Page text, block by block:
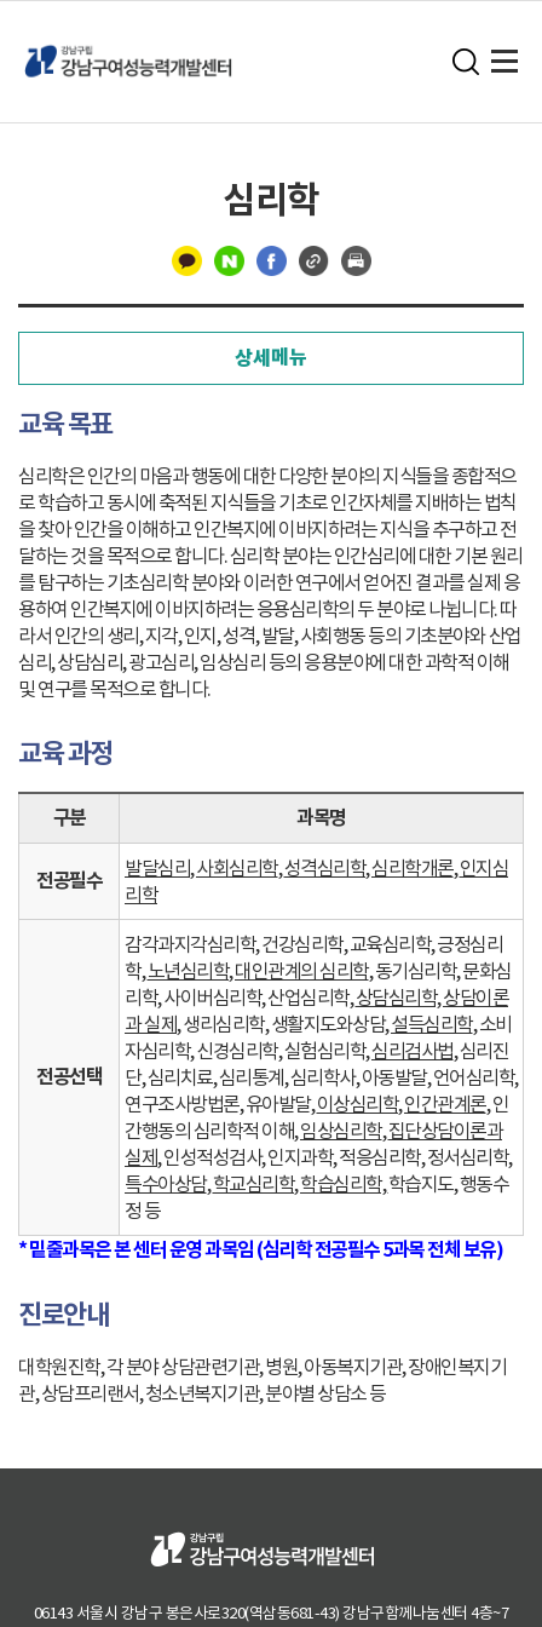
심리학
상세메뉴
교육 목표
심리학은 인간의 마음과 행동에 대한 다양한 분야의 지식들을 종합적으
로 학습하고 동시에 축적된 지식들을 기초로 인간자체를 지배하는 법칙
을 찾아 인간을 이해하고 인간복지에 이바지하려는 지식을 추구하고 전
달하는 것을 목적으로 합니다. 심리학 분야는 인간심리에 대한 기본 원리
를 탐구하는 기초심리학 분야와 이러한 연구에서 얻어진 결과를 실제 응
용하여 인간복지에 이바지하려는 응용심리학의 두 분야로 나뉩니다. 따
라서 인간의 생리, 지각, 인지, 성격, 발달, 사회행동 등의 기초분야와 산업
심리, 상담심리, 광고심리, 임상심리 등의 응용분야에 대한 과학적 이해
및 연구를 목적으로 합니다.
교육 과정
구분 과목명
전공필수 발달심리,사회심리학,성격심리학,심리학개론,인지심
리학
전공선택
감각과지각심리학, 건강심리학, 교육심리학, 긍정심리
학,노년심리학,대인관계의 심리학, 동기심리학, 문화심
리학, 사이버심리학, 산업심리학,상담심리학, 상담이론
과 실제 , 생리심리학, 생활지도와상담,설득심리학, 소비
자심리학, 신경심리학, 실험심리학,심리검사법, 심리진
단, 심리치료, 심리통계, 심리학사, 아동발달, 언어심리학,
연구조사방법론, 유아발달,이상심리학,인간관계론, 인
간행동의 심리학적 이해,임상심리학,집단상담이론과
실제 , 인성적성검사, 인지과학, 적응심리학, 정서심리학,
특수아상담,학교심리학,학습심리학,학습지도, 행동수
정 등
* 밑줄과목은 본 센터 운영 과목임 (심리학 전공필수 5과목 전체 보유)
진로안내
대학원진학, 각 분야 상담관련기관, 병원, 아동복지기관, 장애인복지기
관, 상담프리랜서, 청소년복지기관, 분야별 상담소 등
06143 서울시 강남구 봉은사로320(역삼동681-43) 강남구함께나눔센터 4층~7